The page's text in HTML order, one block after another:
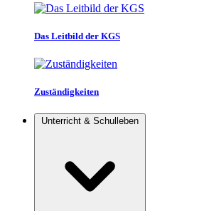
Das Leitbild der KGS
Zuständigkeiten
Unterricht & Schulleben